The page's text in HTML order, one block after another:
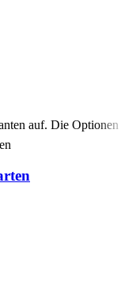
auf. Die Optionen